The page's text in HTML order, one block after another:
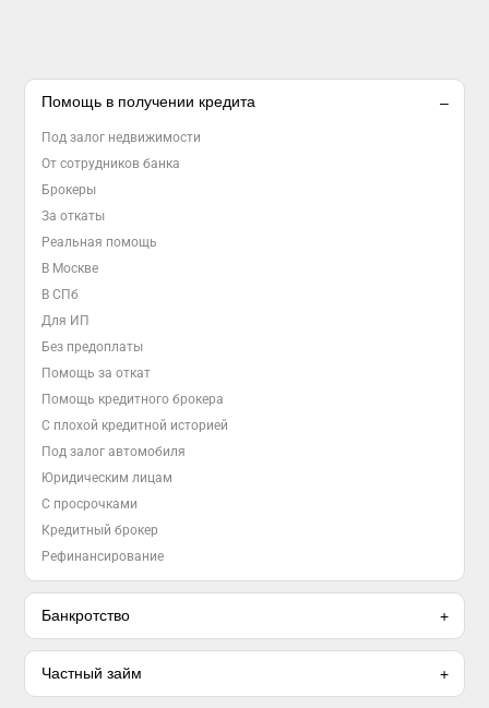
Помощь в получении кредита
Под залог недвижимости
От сотрудников банка
Брокеры
За откаты
Реальная помощь
В Москве
В СПб
Для ИП
Без предоплаты
Помощь за откат
Помощь кредитного брокера
С плохой кредитной историей
Под залог автомобиля
Юридическим лицам
С просрочками
Кредитный брокер
Рефинансирование
Банкротство
Частный займ